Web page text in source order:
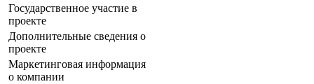
Государственное участие в
проекте
Дополнительные сведения о
проекте
Маркетинговая информация
о компании